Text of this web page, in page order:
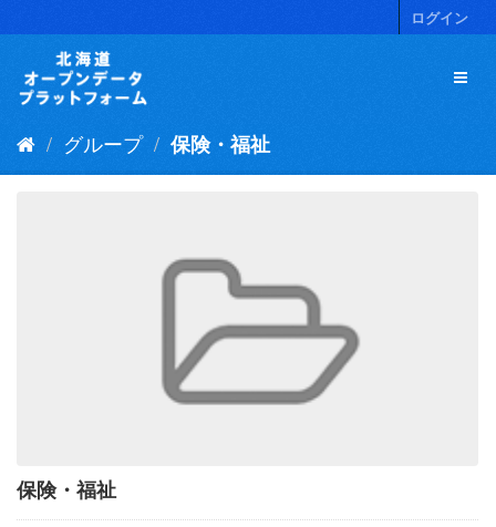
キ
ログイン
グループ 保険・福祉
保険・福祉